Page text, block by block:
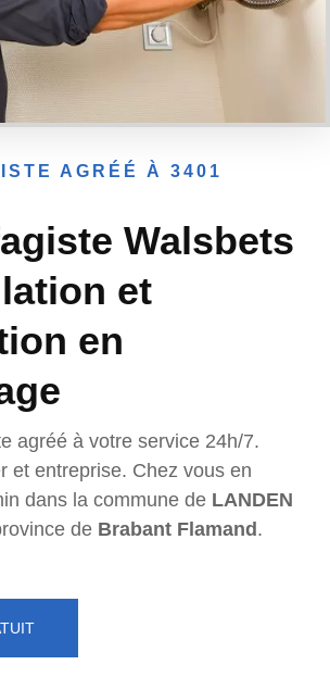
AGRÉÉ À 3401
Walsbets
et
en
agréé à votre service 24h/7.
et entreprise. Chez vous en
dans la commune de LANDEN
de Brabant Flamand .